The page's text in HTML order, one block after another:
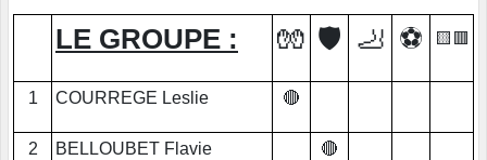
LE GROUPE : 🧤 🛡️ 🦶 ⚽ 🟨🟥
1 COURREGE Leslie 🔴
2 BELLOUBET Flavie 🔴